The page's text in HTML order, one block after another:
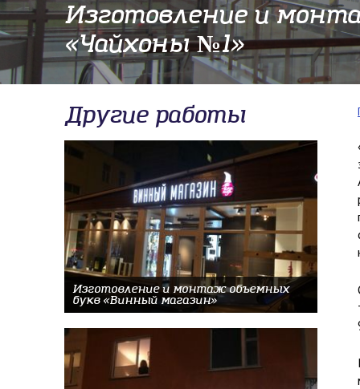
Изготовление и
«Чайхоны №1»
Другие работы
Изготовление и монтаж объемных
букв «Винный магазин»